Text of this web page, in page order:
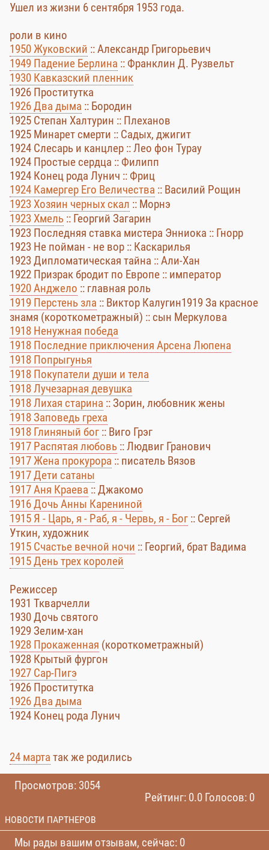
Ушел из жизни 6 сентября 1953 года.
роли в кино
1950 Жуковский :: Александр Григорьевич
1949 Падение Берлина :: Франклин Д. Рузвельт
1930 Кавказский пленник
1926 Проститутка
1926 Два дыма :: Бородин
1925 Степан Халтурин :: Плеханов
1925 Минарет смерти :: Садых, джигит
1924 Слесарь и канцлер :: Лео фон Турау
1924 Простые сердца :: Филипп
1924 Конец рода Лунич :: Фриц
1924 Камергер Его Величества :: Василий Рощин
1923 Хозяин черных скал :: Морнэ
1923 Хмель :: Георгий Загарин
1923 Последняя ставка мистера Энниока :: Гнорр
1923 Не пойман - не вор :: Каскарилья
1923 Дипломатическая тайна :: Али-Хан
1922 Призрак бродит по Европе :: император
1920 Анджело :: главная роль
1919 Перстень зла :: Виктор Калугин1919 За красное
знамя (короткометражный) :: сын Меркулова
1918 Ненужная победа
1918 Последние приключения Арсена Люпена
1918 Попрыгунья
1918 Покупатели души и тела
1918 Лучезарная девушка
1918 Лихая старина :: Зорин, любовник жены
1918 Заповедь греха
1918 Глиняный бог :: Виго Грэг
1917 Распятая любовь :: Людвиг Гранович
1917 Жена прокурора :: писатель Вязов
1917 Дети сатаны
1917 Аня Краева :: Джакомо
1916 Дочь Анны Карениной
1915 Я - Царь, я - Раб, я - Червь, я - Бог :: Сергей
Уткин, художник
1915 Счастье вечной ночи :: Георгий, брат Вадима
1915 День трех королей
Режиссер
1931 Ткварчелли
1930 Дочь святого
1929 Зелим-хан
1928 Прокаженная (короткометражный)
1928 Крытый фургон
1927 Сар-Пигэ
1926 Проститутка
1926 Два дыма
1924 Конец рода Лунич
24 марта так же родились
Просмотров: 3054
Рейтинг: 0.0 Голосов: 0
НОВОСТИ ПАРТНЕРОВ
Мы рады вашим отзывам, сейчас: 0